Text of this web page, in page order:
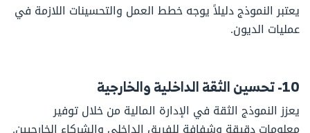
يعتبر النموذج دليلاً يوجه خطط العمل والتحسينات اللازمة في
عمليات الديون.
10- تحسين الثقة الداخلية والخارجية
يعزز النموذج الثقة في الإدارة المالية من خلال توفير